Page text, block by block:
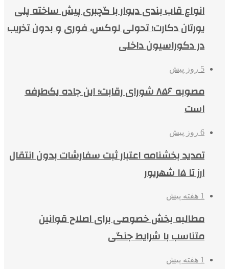
انواع قاب بندی دیوار با گچبری پیش ساخته پلی
یورتان دکارت؛ تحولی لوکس، فوری و بدون تخریب
در دکوراسیون داخلی
5 روز پیش
مصوبه ۸۵۶ شورای رقابت؛ این جاده یک‌طرفه
است
6 روز پیش
تمدید بخشنامه اعتبار ثبت سفارشات بدون انتقال
ارز تا ۱۵ شهریور
1 هفته پیش
مطالبه بخش خصوصی برای اصلاح قوانین
متناسب با شرایط جنگی
1 هفته پیش